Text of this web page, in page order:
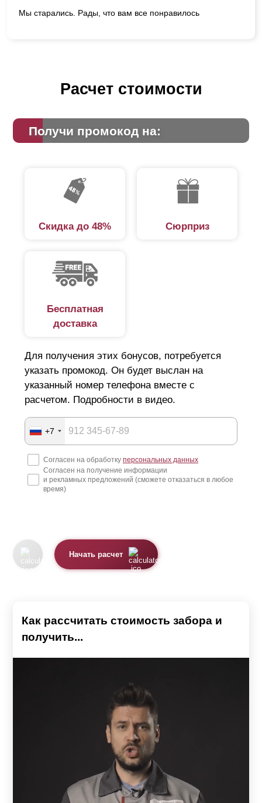
Мы старались. Рады, что вам все понравилось
Расчет стоимости
Получи промокод на:
Скидка до 48% Сюрприз
Бесплатная
доставка
Для получения этих бонусов, потребуется
указать промокод. Он будет выслан на
указанный номер телефона вместе с
расчетом. Подробности в видео.
+7
Согласен на обработку персональных данных
Согласен на получение информации
и рекламных предложений (сможете отказаться в любое
время)
Начать расчет
Как рассчитать стоимость забора и
получить...